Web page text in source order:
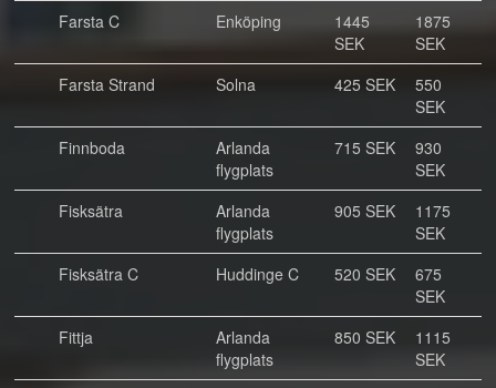
Farsta C
Enköping
1445
SEK
1875
SEK
Farsta Strand
Solna 425 SEK
550
SEK
Finnboda
Arlanda
flygplats
715 SEK
930
SEK
Fisksätra
Arlanda
flygplats
905 SEK
1175
SEK
Fisksätra C
Huddinge C 520 SEK
675
SEK
Fittja
Arlanda
flygplats
850 SEK
1115
SEK